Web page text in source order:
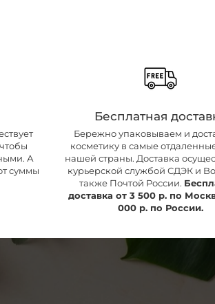
А
суммы
Бесплатная
Бережно упаковываем и
косметику в самые
нашей страны. Доставка
курьерской службой СДЭК и
также Почтой России.
доставка от 3 500 р. по
000 р. по России.